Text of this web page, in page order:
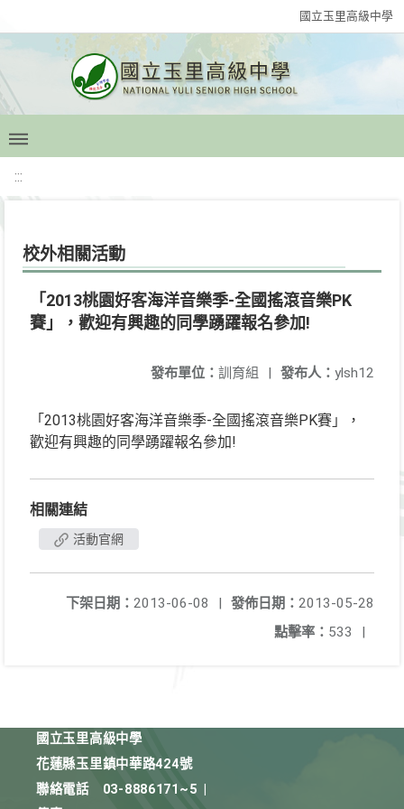
國立玉里高級中學
:::
校外相關活動
「2013桃園好客海洋音樂季-全國搖滾音樂PK
賽」，歡迎有興趣的同學踴躍報名參加!
發布人： ylsh12
發布單位： 訓育組 |
「2013桃園好客海洋音樂季-全國搖滾音樂PK賽」，
歡迎有興趣的同學踴躍報名參加!
相關連結
活動官網
發佈日期： 2013-05-28
下架日期： 2013-06-08
|
點擊率： 533 |
國立玉里高級中學
花蓮縣玉里鎮中華路424號
聯絡電話
03-8886171~5